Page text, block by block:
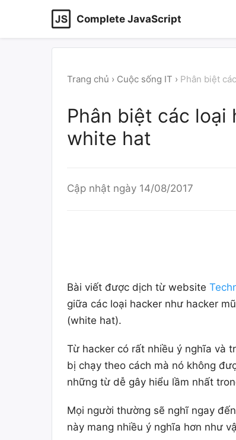
Complete JavaScript
Trang chủ › Cuộc sống IT › Phân biệt
Phân biệt các loại
white hat
Cập nhật ngày 14/08/2017
Bài viết được dịch từ website
giữa các loại hacker như hacker
(white hat).
Từ hacker có rất nhiều ý nghĩa và
bị chạy theo cách mà nó không
những từ dễ gây hiểu lầm nhất
Mọi người thường sẽ nghĩ ngay
này mang nhiều ý nghĩa hơn như